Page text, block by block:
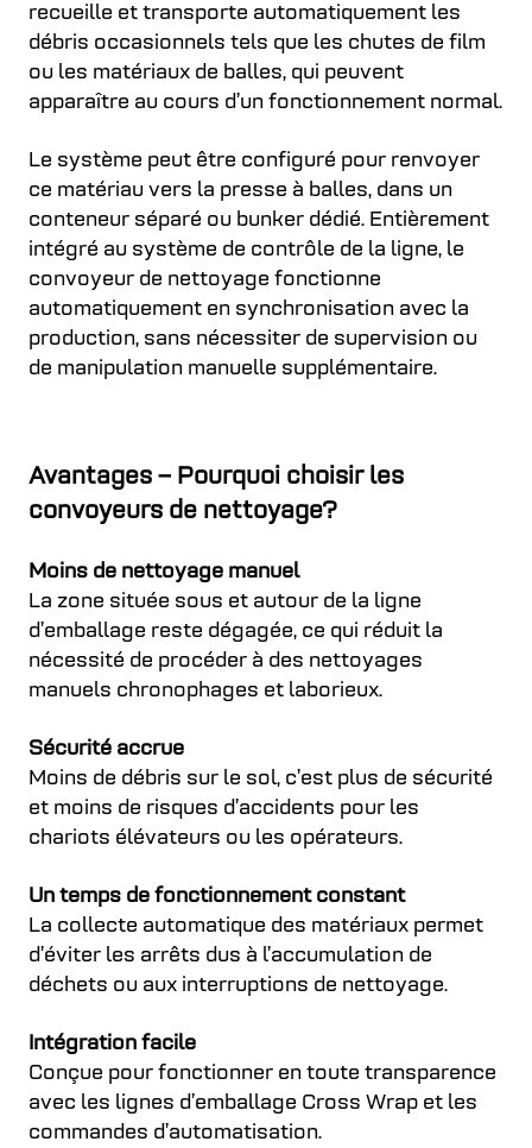
recueille et transporte automatiquement les
débris occasionnels tels que les chutes de film
ou les matériaux de balles, qui peuvent
apparaître au cours d’un fonctionnement normal.
Le système peut être configuré pour renvoyer
ce matériau vers la presse à balles, dans un
conteneur séparé ou bunker dédié. Entièrement
intégré au système de contrôle de la ligne, le
convoyeur de nettoyage fonctionne
automatiquement en synchronisation avec la
production, sans nécessiter de supervision ou
de manipulation manuelle supplémentaire.
Avantages – Pourquoi choisir les
convoyeurs de nettoyage?
Moins de nettoyage manuel
La zone située sous et autour de la ligne
d’emballage reste dégagée, ce qui réduit la
nécessité de procéder à des nettoyages
manuels chronophages et laborieux.
Sécurité accrue
Moins de débris sur le sol, c’est plus de sécurité
et moins de risques d’accidents pour les
chariots élévateurs ou les opérateurs.
Un temps de fonctionnement constant
La collecte automatique des matériaux permet
d’éviter les arrêts dus à l’accumulation de
déchets ou aux interruptions de nettoyage.
Intégration facile
Conçue pour fonctionner en toute transparence
avec les lignes d’emballage Cross Wrap et les
commandes d’automatisation.